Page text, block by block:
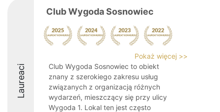
Laureaci
Club Wygoda Sosnowiec
Pokaż więcej >>
Club Wygoda Sosnowiec to obiekt
znany z szerokiego zakresu usług
związanych z organizacją różnych
wydarzeń, mieszczący się przy ulicy
Wygoda 1. Lokal ten jest często